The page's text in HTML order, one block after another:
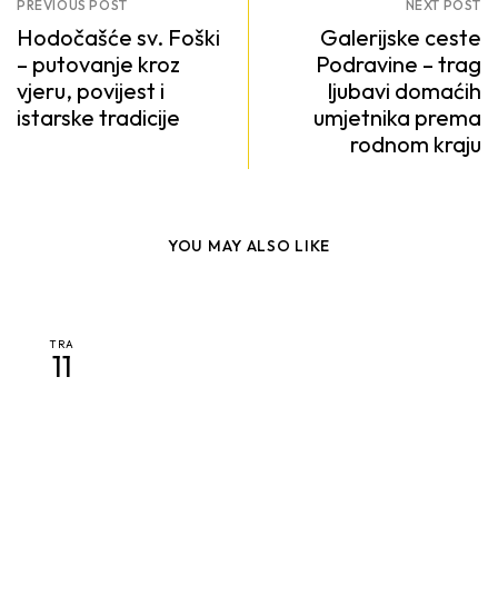
PREVIOUS POST
Hodočašće sv. Foški
– putovanje kroz
vjeru, povijest i
istarske tradicije
NEXT POST
Galerijske ceste
Podravine – trag
ljubavi domaćih
umjetnika prema
rodnom kraju
YOU MAY ALSO LIKE
TRA
11